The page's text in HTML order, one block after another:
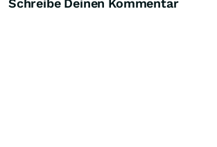
Schreibe Deinen Kommentar